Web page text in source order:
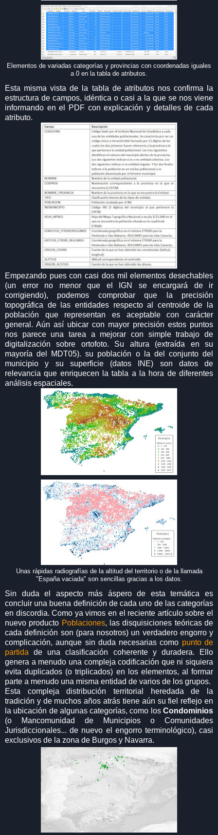
Elementos de variadas categorías y provincias con coordenadas iguales
a 0 en la tabla de atributos.
Esta misma vista de la tabla de atributos nos confirma la
estructura de campos, idéntica o casi a la que se nos viene
informando en el PDF con explicación y detalles de cada
atributo.
Empezando pues con casi dos mil elementos desechables
(un error no menor que el IGN se encargará de ir
corrigiendo), podemos comprobar que la precisión
topográfica de las entidades respecto al centroide de la
población que representan es aceptable con carácter
general. Aún así ubicar con mayor precisión estos puntos
nos parece una tarea a mejorar con simple trabajo de
digitalización sobre ortofoto. Su altura (extraída en su
mayoría del MDT05). su población o la del conjunto del
municipio y su superficie (datos INE) son datos de
relevancia que enriquecen la tabla a la hora de diferentes
análisis espaciales.
Unas rápidas radiografías de la altitud del territorio o de la llamada
"España vaciada" son sencillas gracias a los datos.
Sin duda el aspecto más áspero de esta temática es
concluir una buena definición de cada uno de las categorías
en discordia. Como ya vimos en el reciente artículo sobre el
nuevo producto Poblaciones, las disquisiciones teóricas de
cada definición son (para nosotros) un verdadero engorro y
complicación, aunque sin duda necesarias como punto de
partida de una clasificación coherente y duradera. Ello
genera a menudo una compleja codificación que ni siquiera
evita duplicados (o triplicados) en los elementos, al formar
parte a menudo una misma entidad de varios de los grupos.
Esta compleja distribución territorial heredada de la
tradición y de muchos años atrás tiene aún su fiel reflejo en
la ubicación de algunas categorías, como los Condominios
(o Mancomunidad de Municipios o Comunidades
Jurisdiccionales... de nuevo el engorro terminológico), casi
exclusivos de la zona de Burgos y Navarra.